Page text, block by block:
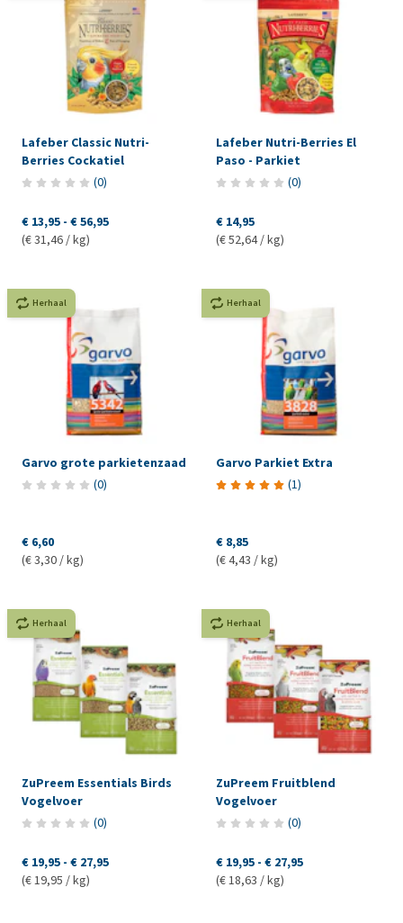
Lafeber Classic Nutri-
Berries Cockatiel
(0)
€ 13,95 - € 56,95
(€ 31,46 / kg)
Lafeber Nutri-Berries El
Paso - Parkiet
(0)
€ 14,95
(€ 52,64 / kg)
Herhaal
Garvo grote parkietenzaad
(0)
€ 6,60
(€ 3,30 / kg)
Herhaal
Garvo Parkiet Extra
(1)
€ 8,85
(€ 4,43 / kg)
Herhaal
ZuPreem Essentials Birds
Vogelvoer
(0)
€ 19,95 - € 27,95
(€ 19,95 / kg)
Herhaal
ZuPreem Fruitblend
Vogelvoer
(0)
€ 19,95 - € 27,95
(€ 18,63 / kg)